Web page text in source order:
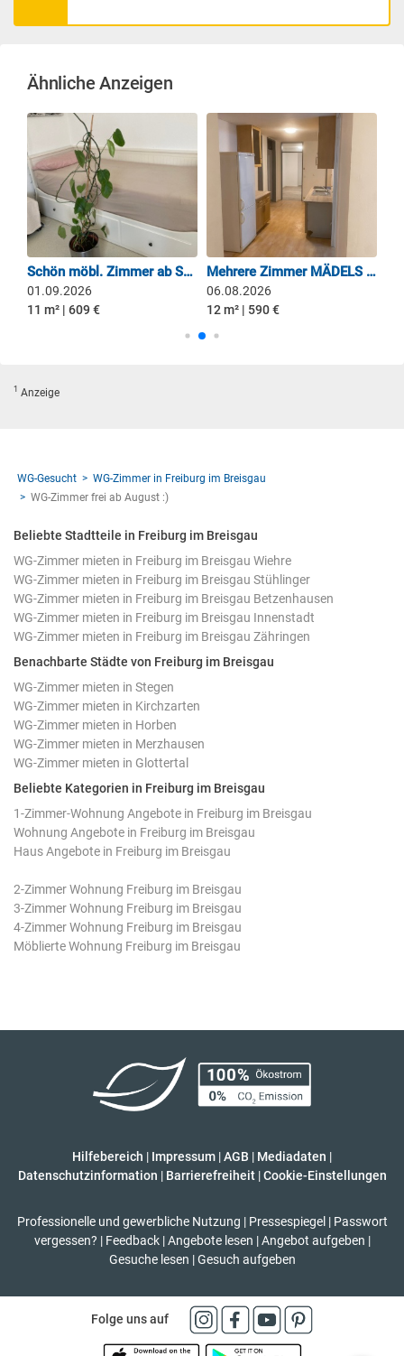
Ähnliche Anzeigen
Schön möbl. Zimmer ab September 2026 in komplett eingerichteter Wohnung sucht eine Frau
01.09.2026
11 m² | 609 €
Mehrere Zimmer MÄDELS WG FR Zähringen
06.08.2026
12 m² | 590 €
1 Anzeige
WG-Gesucht
WG-Zimmer in Freiburg im Breisgau
WG-Zimmer frei ab August :)
Beliebte Stadtteile in Freiburg im Breisgau
WG-Zimmer mieten in Freiburg im Breisgau Wiehre
WG-Zimmer mieten in Freiburg im Breisgau Stühlinger
WG-Zimmer mieten in Freiburg im Breisgau Betzenhausen
WG-Zimmer mieten in Freiburg im Breisgau Innenstadt
WG-Zimmer mieten in Freiburg im Breisgau Zähringen
Benachbarte Städte von Freiburg im Breisgau
WG-Zimmer mieten in Stegen
WG-Zimmer mieten in Kirchzarten
WG-Zimmer mieten in Horben
WG-Zimmer mieten in Merzhausen
WG-Zimmer mieten in Glottertal
Beliebte Kategorien in Freiburg im Breisgau
1-Zimmer-Wohnung Angebote in Freiburg im Breisgau
Wohnung Angebote in Freiburg im Breisgau
Haus Angebote in Freiburg im Breisgau
2-Zimmer Wohnung Freiburg im Breisgau
3-Zimmer Wohnung Freiburg im Breisgau
4-Zimmer Wohnung Freiburg im Breisgau
Möblierte Wohnung Freiburg im Breisgau
Hilfebereich | Impressum |AGB | Mediadaten |
Datenschutzinformation | Barrierefreiheit | Cookie-Einstellungen
Professionelle und gewerbliche Nutzung | Pressespiegel | Passwort
vergessen? | Feedback | Angebote lesen | Angebot aufgeben |
Gesuche lesen | Gesuch aufgeben
Folge uns auf